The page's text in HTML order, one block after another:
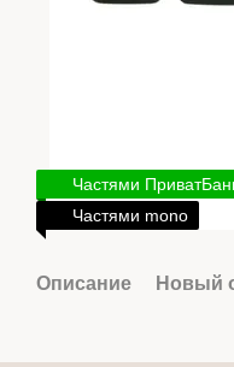
Частями
Частями mono
Описание Новый